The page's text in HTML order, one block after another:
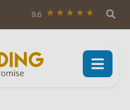
9,6